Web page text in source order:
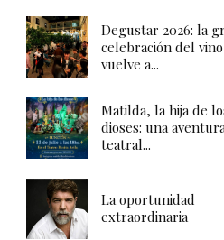
Degustar 2026: la
celebración del vino
vuelve a...
Matilda, la hija de
dioses: una
teatral...
La oportunidad
extraordinaria